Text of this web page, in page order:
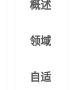
概述
领域
自适